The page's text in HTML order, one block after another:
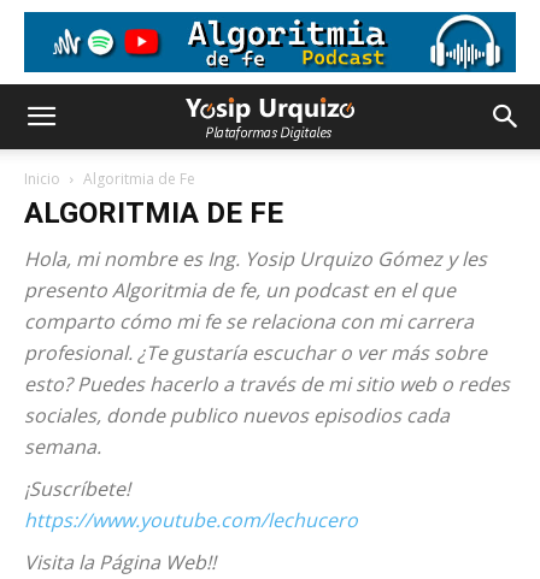
Inicio Algoritmia de Fe
ALGORITMIA DE FE
Hola, mi nombre es Ing. Yosip Urquizo Gómez y les
presento Algoritmia de fe, un podcast en el que
comparto cómo mi fe se relaciona con mi carrera
profesional. ¿Te gustaría escuchar o ver más sobre
esto? Puedes hacerlo a través de mi sitio web o redes
sociales, donde publico nuevos episodios cada
semana.
¡Suscríbete!
https://www.youtube.com/lechucero
Visita la Página Web!!